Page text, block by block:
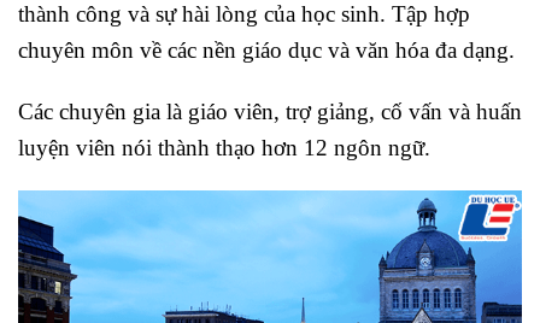
thành công và sự hài lòng của học sinh. Tập hợp
chuyên môn về các nền giáo dục và văn hóa đa dạng.
Các chuyên gia là giáo viên, trợ giảng, cố vấn và huấn
luyện viên nói thành thạo hơn 12 ngôn ngữ.